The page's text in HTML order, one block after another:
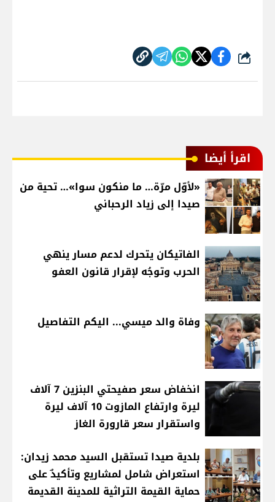
شارك
اقرأ أيضا
«لأوّل مرّة… ما منكون سوا»… تحية من
صيدا إلى زياد الرحباني
الفاتيكان يتحرك لدعم مسار ينهي
الحرب وتوجُه لإقرار قانون العفو
وفاة والد ميسي... اليكم التفاصيل
انخفاض سعر صفيحتي البنزين 7 آلاف
ليرة وارتفاع المازوت 10 آلاف ليرة
واستقرار سعر قارورة الغاز
بلدية صيدا تستقبل السيد محمد زيدان:
استعراض شامل لمشاريع وتأكيدٌ على
حماية القيمة التراثية للمدينة القديمة